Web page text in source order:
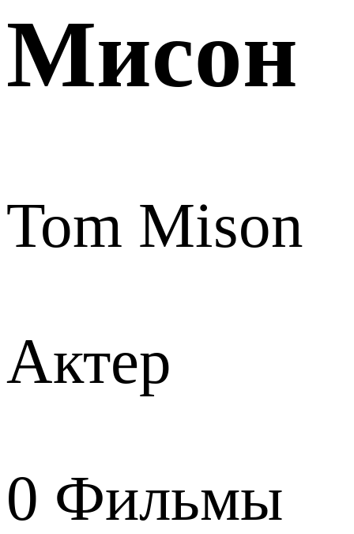
Мисон
Tom Mison
Актер
0 Фильмы